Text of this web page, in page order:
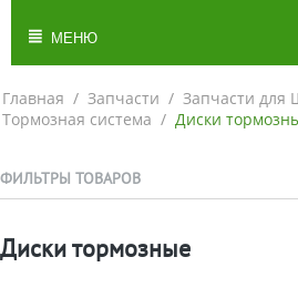
МЕНЮ
Главная / Запчасти / Запчасти для
Тормозная система / Диски
ФИЛЬТРЫ ТОВАРОВ
Диски тормозные